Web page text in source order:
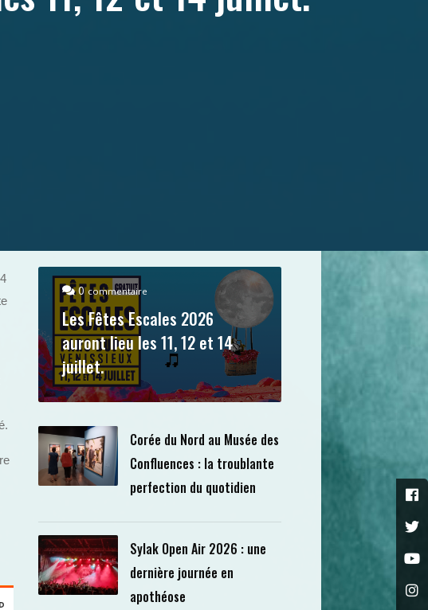
0commentaire
Les Fêtes Escales 2026
auront lieu les 11, 12 et 14
juillet.
Corée du Nord au Musée des
Confluences : la troublante
perfection du quotidien
Sylak Open Air 2026 : une
dernière journée en
apothéose